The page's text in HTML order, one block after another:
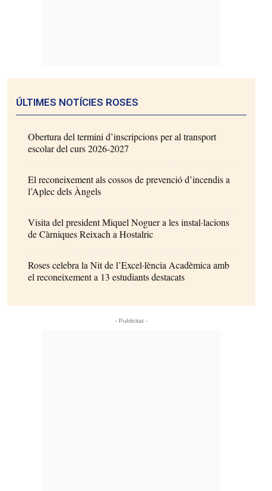
ÚLTIMES NOTÍCIES ROSES
Obertura del termini d’inscripcions per al transport
escolar del curs 2026-2027
El reconeixement als cossos de prevenció d’incendis a
l’Aplec dels Àngels
Visita del president Miquel Noguer a les instal·lacions
de Càrniques Reixach a Hostalric
Roses celebra la Nit de l’Excel·lència Acadèmica amb
el reconeixement a 13 estudiants destacats
- Publicitat -